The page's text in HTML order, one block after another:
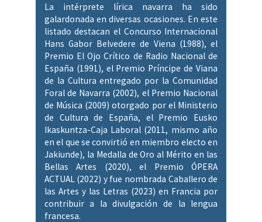
La intérprete lírica navarra ha sido
galardonada en diversas ocasiones. En este
listado destacan el Concurso Internacional
Hans Gabor Belvedere de Viena (1988), el
Premio El Ojo Crítico de Radio Nacional de
España (1991), el Premio Príncipe de Viana
de la Cultura entregado por la Comunidad
Foral de Navarra (2002), el Premio Nacional
de Música (2009) otorgado por el Ministerio
de Cultura de España, el Premio Eusko
Ikaskuntza-Caja Laboral (2011, mismo año
en el que se convirtió en miembro electo en
Jakiunde), la Medalla de Oro al Mérito en las
Bellas Artes (2020), el Premio ÓPERA
ACTUAL (2022) y fue nombrada Caballero de
las Artes y las Letras (2023) en Francia por
contribuir a la divulgación de la lengua
francesa.